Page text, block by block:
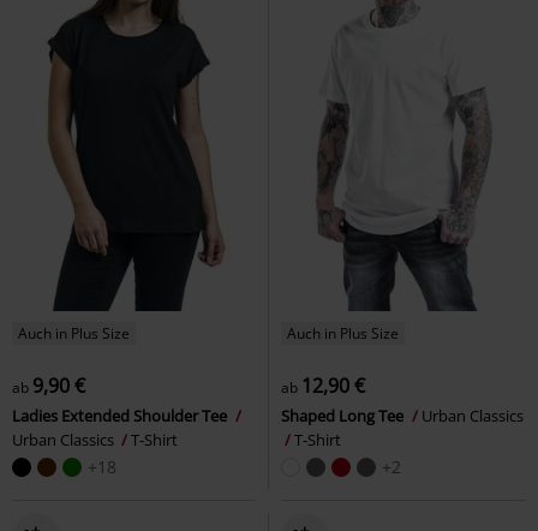
Auch in Plus Size
ab 9,90 €
Ladies Extended Shoulder Tee
Urban Classics
T-Shirt
+18
Auch in Plus Size
ab 12,90 €
Shaped Long Tee
Urban Classics
T-Shirt
+2